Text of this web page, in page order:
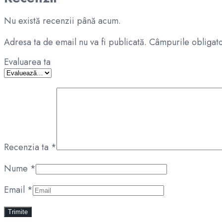
Nu există recenzii până acum.
Adresa ta de email nu va fi publicată. Câmpurile
Evaluarea ta
Recenzia ta *
Nume *
Email *